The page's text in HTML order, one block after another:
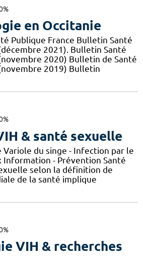
en Occitanie
Publique France Bulletin Santé
2021). Bulletin Santé
2020) Bulletin de Santé
2019) Bulletin
& santé sexuelle
du singe - Infection par le
Information - Prévention Santé
selon la définition de
de la santé implique
VIH & recherches